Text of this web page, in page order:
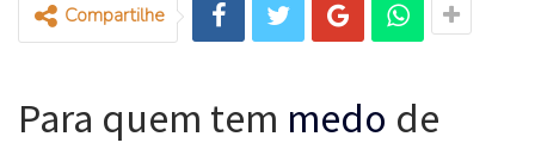
Compartilhe
Para quem tem medo de